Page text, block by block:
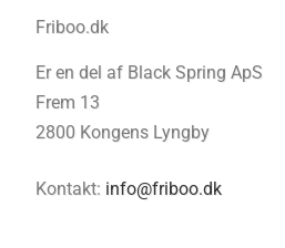
Friboo.dk
Er en del af Black Spring ApS
Frem 13
2800 Kongens Lyngby
Kontakt: info@friboo.dk